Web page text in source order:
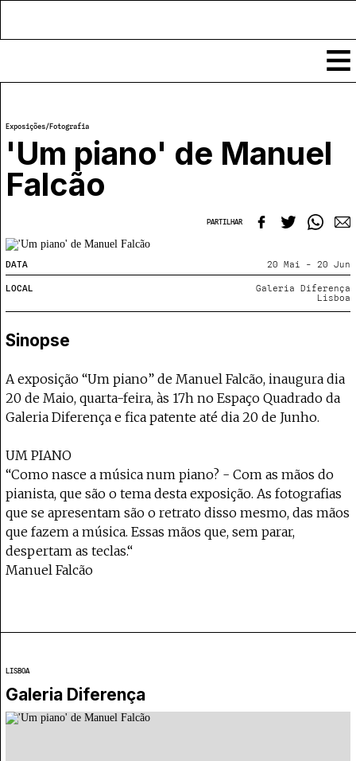
Notícias
Classificados
Ver todos
Agenda
Exposições
Por Localidade
Submeter Eventos
COFFEELABS
Workshops
Cursos Curtos
Publicações
Sobre
Estatuto Editorial
Ficha Técnica
Política de privacidade
Política de privacidade - App
Coffeelabs Cursos curtos
Exposições/Fotografia
'Um piano' de Manuel
Falcão
PARTILHAR
DATA 20 Mai - 20 Jun
LOCAL
Galeria Diferença
Lisboa
Sinopse
A exposição “Um piano” de Manuel Falcão, inaugura dia
20 de Maio, quarta-feira, às 17h no Espaço Quadrado da
Galeria Diferença e fica patente até dia 20 de Junho.
UM PIANO
“Como nasce a música num piano? - Com as mãos do
pianista, que são o tema desta exposição. As fotografias
que se apresentam são o retrato disso mesmo, das mãos
que fazem a música. Essas mãos que, sem parar,
despertam as teclas.“
Manuel Falcão
LISBOA
Galeria Diferença